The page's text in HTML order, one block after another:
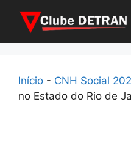
Início - CNH Social
no Estado do Rio de